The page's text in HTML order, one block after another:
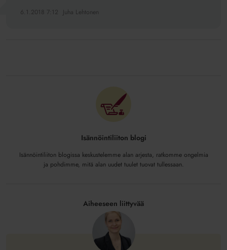
6.1.2018 7:12
Juha Lehtonen
Isännöintiliiton blogi
Isännöintiliiton blogissa keskustelemme alan arjesta, ratkomme ongelmia
ja pohdimme, mitä alan uudet tuulet tuovat tullessaan.
Aiheeseen liittyvää